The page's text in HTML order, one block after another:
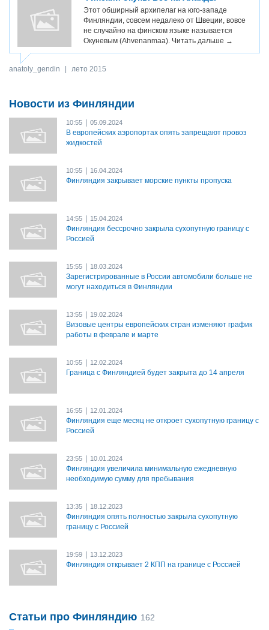
Этот обширный архипелаг на юго-западе
Финляндии, совсем недалеко от Швеции, вовсе
не случайно на финском языке называется
Окуневым (Ahvenanmaa). Читать дальше →
anatoly_gendin лето 2015
Новости из Финляндии
10:55 05.09.2024
В европейских аэропортах опять запрещают провоз
жидкостей
10:55 16.04.2024
Финляндия закрывает морские пункты пропуска
14:55 15.04.2024
Финляндия бессрочно закрыла сухопутную границу с
Россией
15:55 18.03.2024
Зарегистрированные в России автомобили больше не
могут находиться в Финляндии
13:55 19.02.2024
Визовые центры европейских стран изменяют график
работы в феврале и марте
10:55 12.02.2024
Граница с Финляндией будет закрыта до 14 апреля
16:55 12.01.2024
Финляндия еще месяц не откроет сухопутную границу с
Россией
23:55 10.01.2024
Финляндия увеличила минимальную ежедневную
необходимую сумму для пребывания
13:35 18.12.2023
Финляндия опять полностью закрыла сухопутную
границу с Россией
19:59 13.12.2023
Финляндия открывает 2 КПП на границе с Россией
Статьи про Финляндию 162